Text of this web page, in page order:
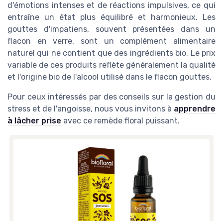
d'émotions intenses et de réactions impulsives, ce qui
entraîne un état plus équilibré et harmonieux. Les
gouttes d'impatiens, souvent présentées dans un
flacon en verre, sont un complément alimentaire
naturel qui ne contient que des ingrédients bio. Le prix
variable de ces produits reflète généralement la qualité
et l'origine bio de l'alcool utilisé dans le flacon gouttes.
Pour ceux intéressés par des conseils sur la gestion du
stress et de l'angoisse, nous vous invitons à apprendre
à lâcher prise avec ce remède floral puissant.